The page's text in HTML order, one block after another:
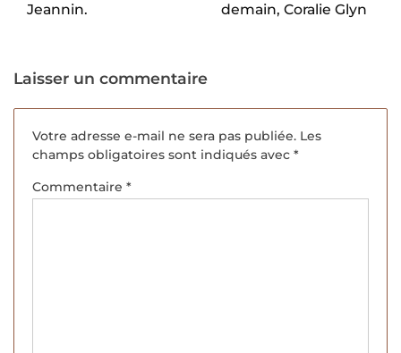
Jeannin.
demain, Coralie Glyn
Laisser un commentaire
Votre adresse e-mail ne sera pas publiée. Les
champs obligatoires sont indiqués avec *
Commentaire *